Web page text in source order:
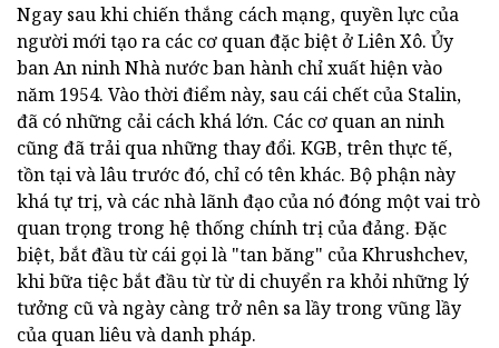
Ngay sau khi chiến thắng cách mạng, quyền lực của
người mới tạo ra các cơ quan đặc biệt ở Liên Xô. Ủy
ban An ninh Nhà nước ban hành chỉ xuất hiện vào
năm 1954. Vào thời điểm này, sau cái chết của Stalin,
đã có những cải cách khá lớn. Các cơ quan an ninh
cũng đã trải qua những thay đổi. KGB, trên thực tế,
tồn tại và lâu trước đó, chỉ có tên khác. Bộ phận này
khá tự trị, và các nhà lãnh đạo của nó đóng một vai trò
quan trọng trong hệ thống chính trị của đảng. Đặc
biệt, bắt đầu từ cái gọi là "tan băng" của Khrushchev,
khi bữa tiệc bắt đầu từ từ di chuyển ra khỏi những lý
tưởng cũ và ngày càng trở nên sa lầy trong vũng lầy
của quan liêu và danh pháp.